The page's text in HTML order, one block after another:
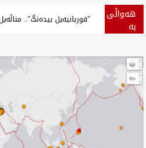
هەواڵی
بە ‏سەرۆک هەرێم کوردستان و